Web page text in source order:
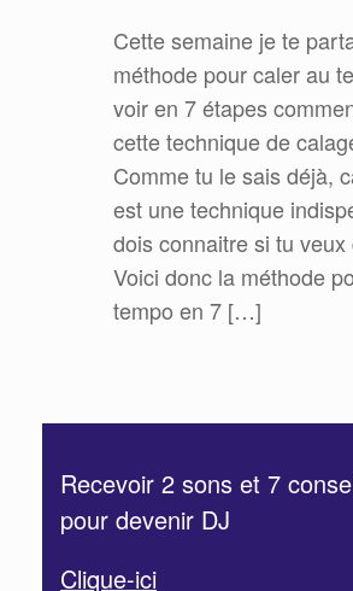
Cette semaine je te
méthode pour caler au
voir en 7 étapes
cette technique de
Comme tu le sais déjà,
est une technique
dois connaitre si tu veux
Voici donc la méthode
tempo en 7 […]
Recevoir 2 sons et 7
pour devenir DJ
Clique-ici